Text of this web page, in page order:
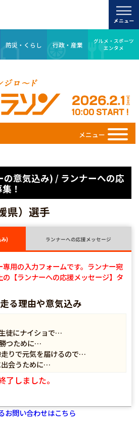
防災・くらし 行政・産業
グルメ・スポーツ
エンタメ
メニュー
の意気込み) / ランナーへの応
！
県）選手
み) ランナーへの応援メッセージ
用の入力フォームです。ランナー宛
【ランナーへの応援メッセージ】タ
る理由や意気込み
徒にナイショで…
つために…
走りで元気を届けるので…
出会うために…
了しました。
お問い合わせはこちら